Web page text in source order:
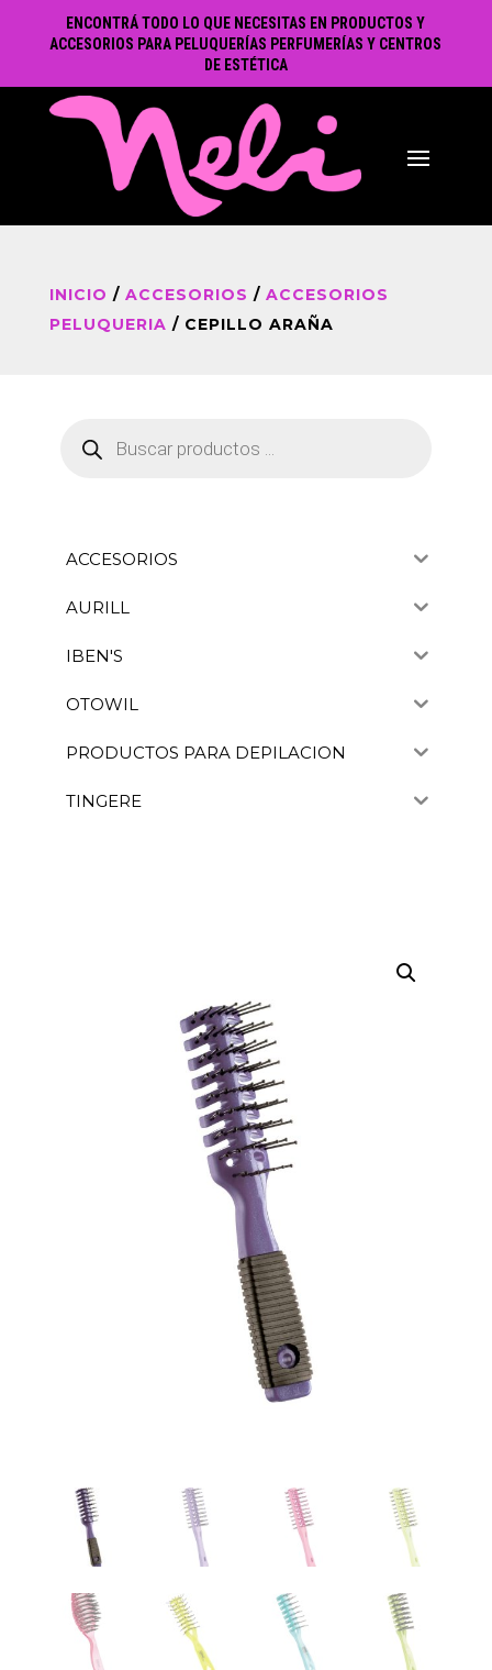
ENCONTRÁ TODO LO QUE NECESITAS EN PRODUCTOS Y
ACCESORIOS PARA PELUQUERÍAS PERFUMERÍAS Y CENTROS
DE ESTÉTICA
INICIO / ACCESORIOS / ACCESORIOS
PELUQUERIA / CEPILLO ARAÑA
productos
ACCESORIOS
AURILL
IBEN'S
OTOWIL
PRODUCTOS PARA DEPILACION
TINGERE